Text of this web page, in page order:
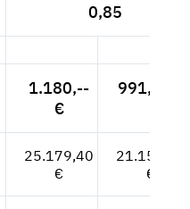
0,85
1.180,--
€
991,60 €
25.179,40
€
21.159,16
€